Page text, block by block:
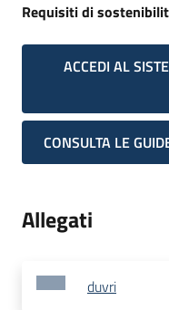
Requisiti di
ACCEDI AL
CONSULTA LE
Allegati
duvri